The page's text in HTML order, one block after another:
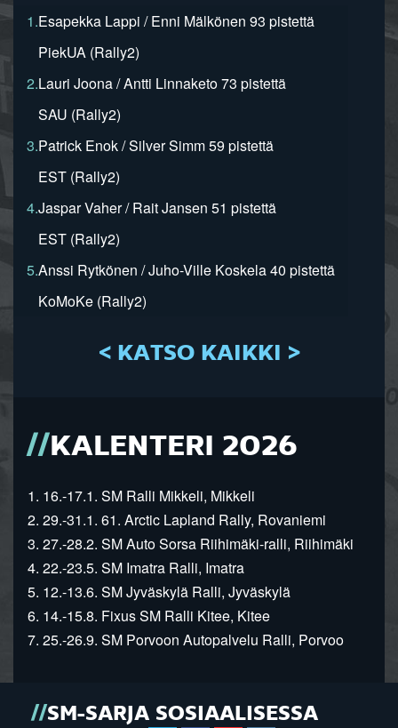
1.Esapekka Lappi / Enni Mälkönen 93 pistettä
PiekUA (Rally2)
2.Lauri Joona / Antti Linnaketo 73 pistettä
SAU (Rally2)
3.Patrick Enok / Silver Simm 59 pistettä
EST (Rally2)
4.Jaspar Vaher / Rait Jansen 51 pistettä
EST (Rally2)
5.Anssi Rytkönen / Juho-Ville Koskela 40 pistettä
KoMoKe (Rally2)
< KATSO KAIKKI >
KALENTERI 2026
1. 16.-17.1. SM Ralli Mikkeli, Mikkeli
2. 29.-31.1. 61. Arctic Lapland Rally, Rovaniemi
3. 27.-28.2. SM Auto Sorsa Riihimäki-ralli, Riihimäki
4. 22.-23.5. SM Imatra Ralli, Imatra
5. 12.-13.6. SM Jyväskylä Ralli, Jyväskylä
6. 14.-15.8. Fixus SM Ralli Kitee, Kitee
7. 25.-26.9. SM Porvoon Autopalvelu Ralli, Porvoo
SM-SARJA SOSIAALISESSA